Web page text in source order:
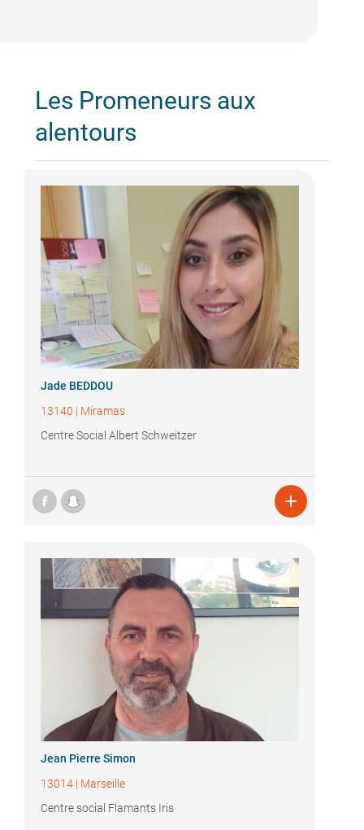
Les Promeneurs aux
alentours
Jade BEDDOU
13140 | Miramas
Centre Social Albert Schweitzer

Jean Pierre Simon
13014 | Marseille
Centre social Flamants Iris